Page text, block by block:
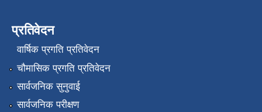
प्रतिवेदन
वार्षिक प्रगति प्रतिवेदन
चौमासिक प्रगति प्रतिवेदन
सार्वजनिक सुनुवाई
सार्वजनिक परीक्षण